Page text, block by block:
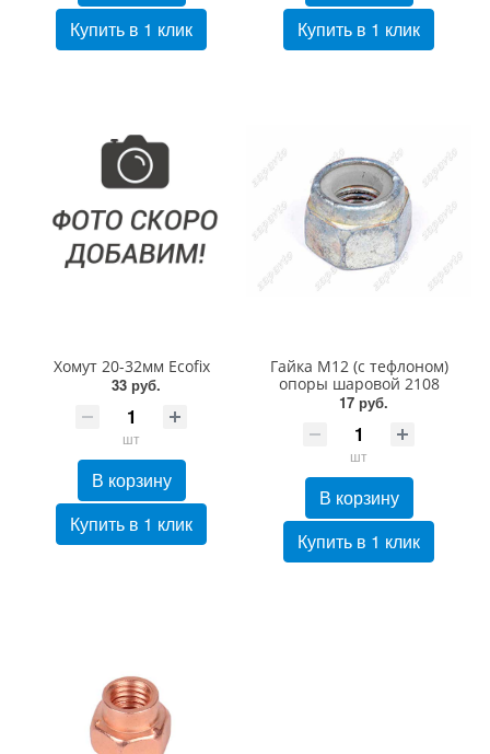
Купить в 1 клик
Купить в 1 клик
Хомут 20-32мм Ecofix
33 руб.
шт
В корзину
Купить в 1 клик
Гайка М12 (с тефлоном)
опоры шаровой 2108
17 руб.
шт
В корзину
Купить в 1 клик